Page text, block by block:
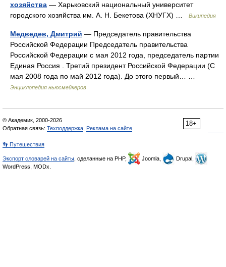
хозяйства — Харьковский национальный университет
городского хозяйства им. А. Н. Бекетова (ХНУГХ) …
Википедия
Медведев, Дмитрий — Председатель правительства
Российской Федерации Председатель правительства
Российской Федерации с мая 2012 года, председатель партии
Единая Россия . Третий президент Российской Федерации (С
мая 2008 года по май 2012 года). До этого первый… …
Энциклопедия ньюсмейкеров
18+
© Академик, 2000-2026
Обратная связь: Техподдержка Реклама на сайте
👣 Путешествия
Экспорт словарей на сайты , сделанные на PHP, Joomla,
Drupal,
WordPress, MODx.